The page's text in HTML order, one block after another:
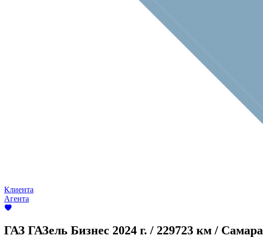
Клиента
Агента
ГАЗ ГАЗель Бизнес 2024 г. / 229723 км / Самара